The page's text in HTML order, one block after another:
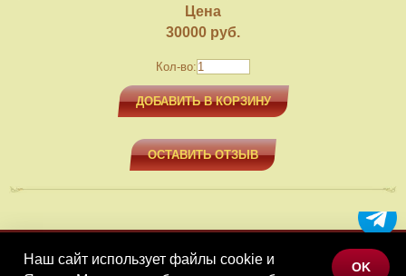
Цена
30000 руб.
Кол-во:
ДОБАВИТЬ В КОРЗИНУ
ОСТАВИТЬ ОТЗЫВ
МЕНЮ
Наш сайт использует файлы cookie и
OK